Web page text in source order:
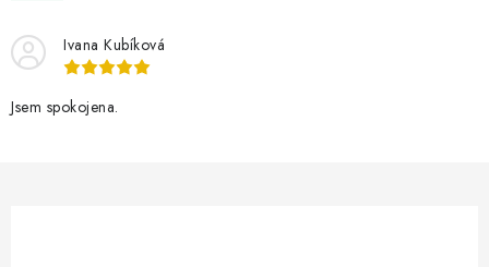
Ivana Kubíková
Jsem spokojena.